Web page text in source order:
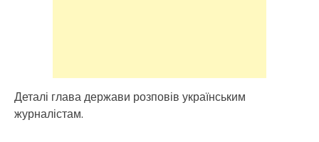
Деталі глава держави розповів українським
журналістам.